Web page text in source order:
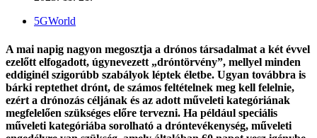
5GWorld
A mai napig nagyon megosztja a drónos társadalmat a két évvel
ezelőtt elfogadott, úgynevezett „dróntörvény”, mellyel minden
eddiginél szigorúbb szabályok léptek életbe. Ugyan továbbra is
bárki reptethet drónt, de számos feltételnek meg kell felelnie,
ezért a drónozás céljának és az adott műveleti kategóriának
megfelelően szükséges előre tervezni. Ha például speciális
műveleti kategóriába sorolható a dróntevékenység, műveleti